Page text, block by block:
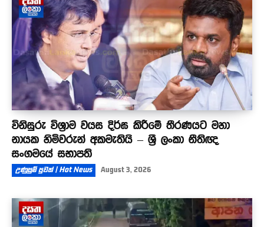
විනිසුරු විශ්‍රාම වයස දිර්ඝ කිරීමේ තීරණයට මහා
නායක හිමිවරුන් අකමැතියි – ශ්‍රී ලංකා නීතිඥ
සංගමයේ සභාපති
උණුසුම් පුවත් | Hot News August 3, 2026